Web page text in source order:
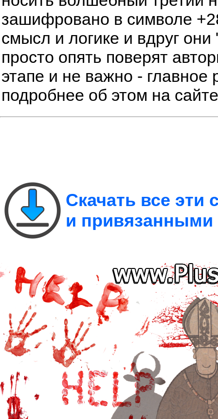
зашифровано в символе
смысл и логике и вдруг
просто опять поверят
этапе и не важно - главное
подробнее об этом на
Скачать все
и